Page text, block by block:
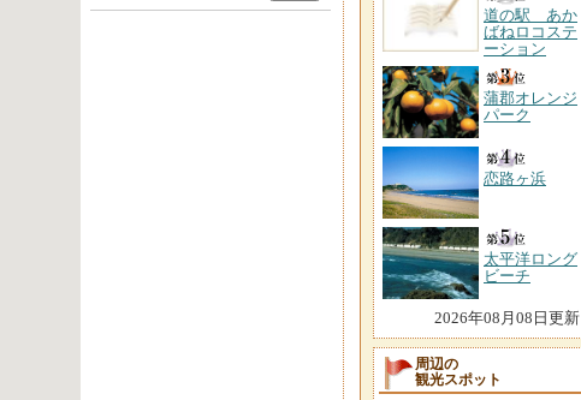
道の駅 あか
ばねロコステ
ーション
蒲郡オレンジ
パーク
恋路ヶ浜
太平洋ロング
ビーチ
2026年08月08日更新
周辺の
観光スポット